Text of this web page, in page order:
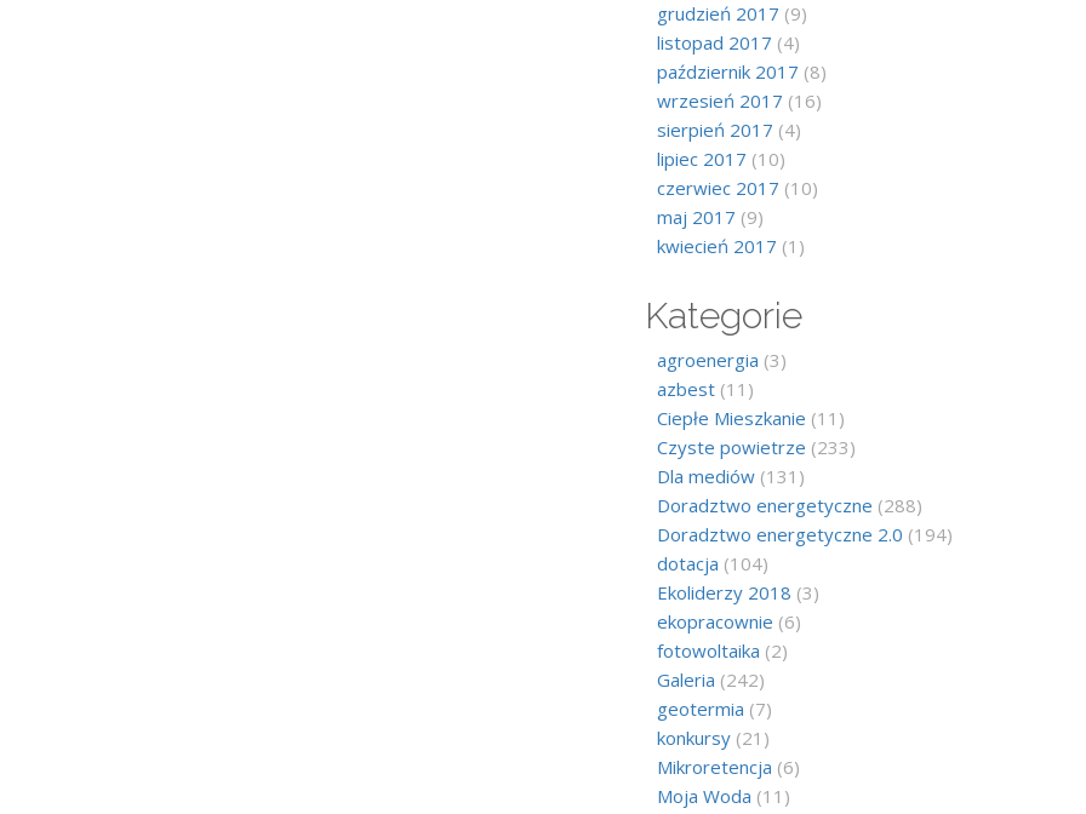
grudzień 2017 (9)
listopad 2017 (4)
październik 2017 (8)
wrzesień 2017 (16)
sierpień 2017 (4)
lipiec 2017 (10)
czerwiec 2017 (10)
maj 2017 (9)
kwiecień 2017 (1)
Kategorie
agroenergia (3)
azbest(11)
Ciepłe Mieszkanie (11)
Czyste powietrze (233)
Dla mediów(131)
Doradztwo energetyczne (288)
Doradztwo energetyczne 2.0 (194)
dotacja (104)
Ekoliderzy 2018 (3)
ekopracownie (6)
fotowoltaika (2)
Galeria (242)
geotermia (7)
konkursy(21)
Mikroretencja (6)
Moja Woda (11)